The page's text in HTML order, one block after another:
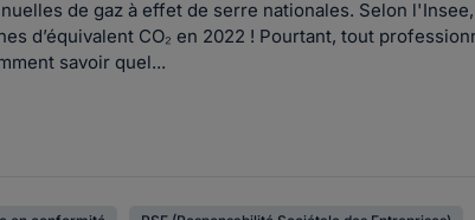
de gaz à effet de serre nationales. Selon
d’équivalent CO₂ en 2022 ! Pourtant, tout
savoir quel...